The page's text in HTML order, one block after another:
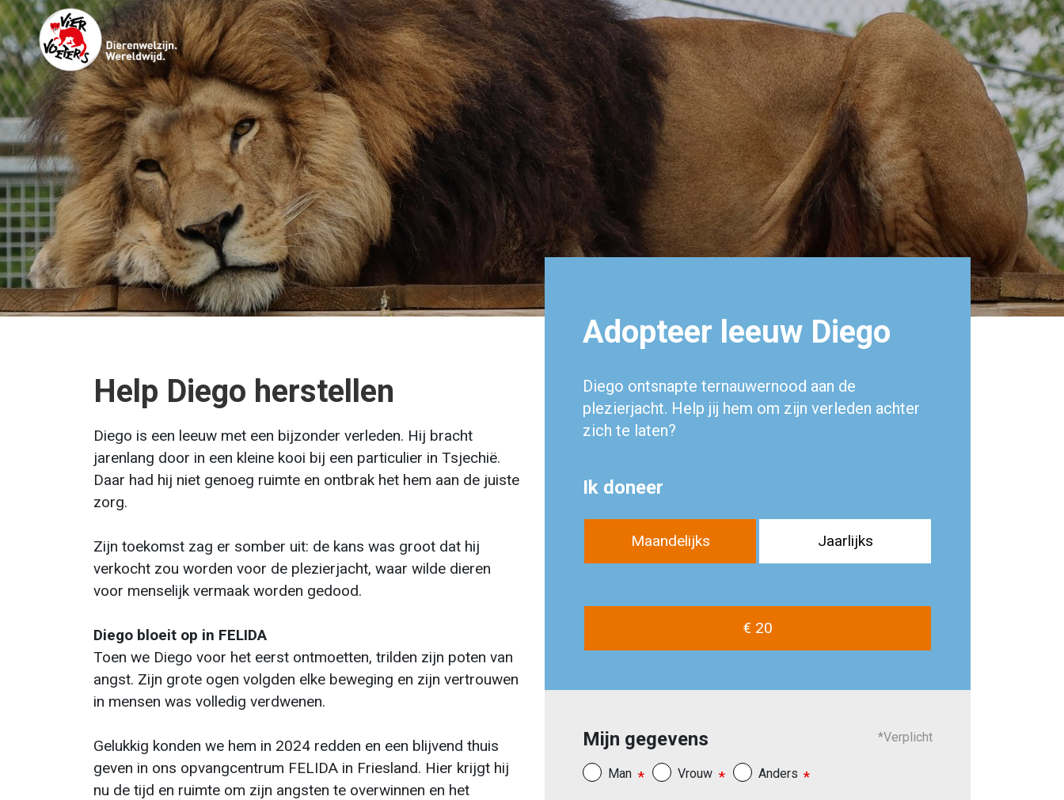
Help Diego herstellen
Diego is een leeuw met een bijzonder verleden. Hij bracht
jarenlang door in een kleine kooi bij een particulier in Tsjechië.
Daar had hij niet genoeg ruimte en ontbrak het hem aan de juiste
zorg.
Zijn toekomst zag er somber uit: de kans was groot dat hij
verkocht zou worden voor de plezierjacht, waar wilde dieren
voor menselijk vermaak worden gedood.
Diego bloeit op in FELIDA
Toen we Diego voor het eerst ontmoetten, trilden zijn poten van
angst. Zijn grote ogen volgden elke beweging en zijn vertrouwen
in mensen was volledig verdwenen.
Gelukkig konden we hem in 2024 redden en een blijvend thuis
geven in ons opvangcentrum FELIDA in Friesland. Hier krijgt hij
nu de tijd en ruimte om zijn angsten te overwinnen en het
Adopteer leeuw Diego
Diego ontsnapte ternauwernood aan de
plezierjacht. Help jij hem om zijn verleden achter
zich te laten?
Ik doneer
Maandelijks Jaarlijks
€ 20
Mijn gegevens *Verplicht
Man Vrouw Anders